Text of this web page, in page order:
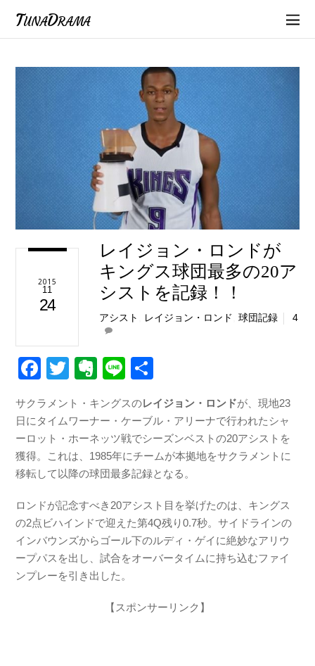
TunaDrama
2015
11
24
レイジョン・ロンドが
キングス球団最多の20ア
シストを記録！！
アシスト レイジョン・ロンド ,球団記録 4
F
c
e
b
o
o
k
T
tt
er
E
er
n
ot
e
Li
e
サクラメント・キングスのレイジョン・ロンドが、現地23
日にタイムワーナー・ケーブル・アリーナで行われたシャ
ーロット・ホーネッツ戦でシーズンベストの20アシストを
獲得。これは、1985年にチームが本拠地をサクラメントに
移転して以降の球団最多記録となる。
ロンドが記念すべき20アシスト目を挙げたのは、キングス
の2点ビハインドで迎えた第4Q残り0.7秒。サイドラインの
インバウンズからゴール下のルディ・ゲイに絶妙なアリウ
ープパスを出し、試合をオーバータイムに持ち込むファイ
ンプレーを引き出した。
【スポンサーリンク】